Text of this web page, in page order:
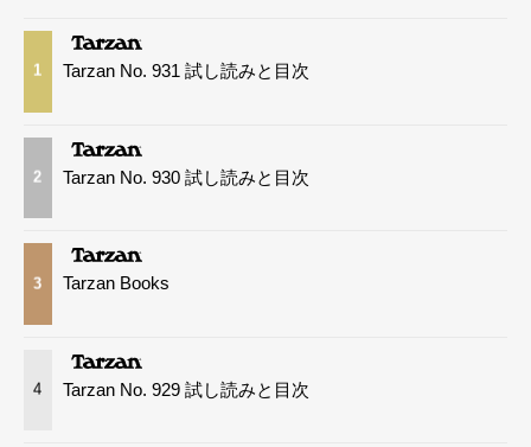
1 Tarzan No. 931 試し読みと目次
2 Tarzan No. 930 試し読みと目次
3 Tarzan Books
4 Tarzan No. 929 試し読みと目次